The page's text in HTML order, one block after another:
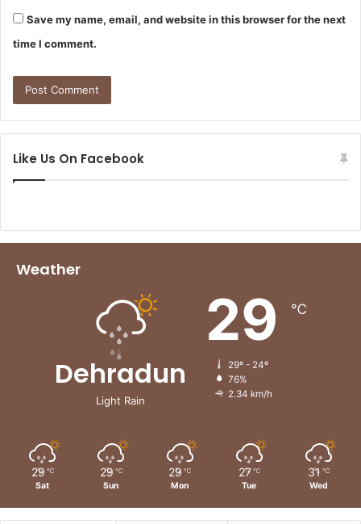
Save my name, email, and website in this browser for the next
time I comment.
Like Us On Facebook
Weather
Dehradun
Light Rain
29 ℃
29º - 24º
76%
2.34 km/h
29 ℃
Sat
29 ℃
Sun
29 ℃
Mon
27 ℃
Tue
31 ℃
Wed